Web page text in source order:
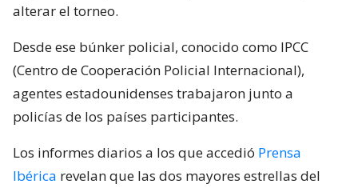
alterar el torneo.
Desde ese búnker policial, conocido como IPCC
(Centro de Cooperación Policial Internacional),
agentes estadounidenses trabajaron junto a
policías de los países participantes.
Los informes diarios a los que accedió Prensa
Ibérica revelan que las dos mayores estrellas del